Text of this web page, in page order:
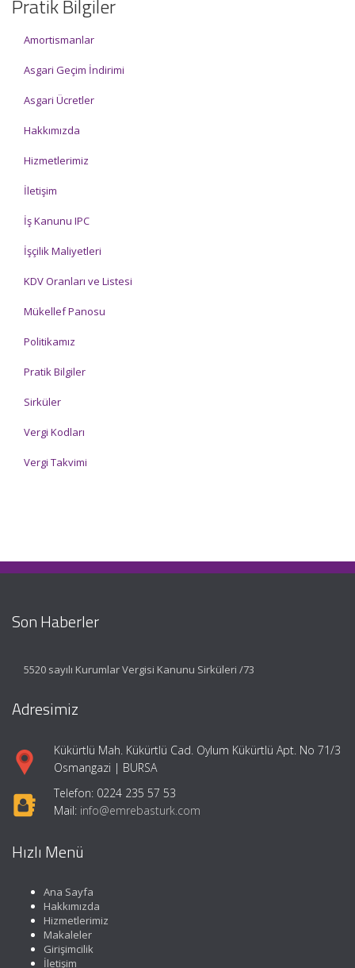
Pratik Bilgiler
Amortismanlar
Asgari Geçim İndirimi
Asgari Ücretler
Hakkımızda
Hizmetlerimiz
İletişim
İş Kanunu IPC
İşçilik Maliyetleri
KDV Oranları ve Listesi
Mükellef Panosu
Politikamız
Pratik Bilgiler
Sirküler
Vergi Kodları
Vergi Takvimi
Son Haberler
5520 sayılı Kurumlar Vergisi Kanunu Sirküleri /73
Adresimiz
Kükürtlü Mah. Kükürtlü Cad. Oylum Kükürtlü Apt. No 71/3
Osmangazi | BURSA
Telefon: 0224 235 57 53
Mail: info@emrebasturk.com
Hızlı Menü
Ana Sayfa
Hakkımızda
Hizmetlerimiz
Makaleler
Girişimcilik
İletişim